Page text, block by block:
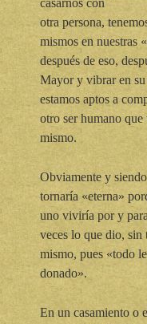
casarnos con
otra persona,
mismos en nuestras
después de eso,
Mayor y vibrar en
estamos aptos a
otro ser humano
mismo.
Obviamente y
tornaría «eterna»
uno viviría por y
veces lo que dio, sin
mismo, pues «todo
donado».
En un casamiento o